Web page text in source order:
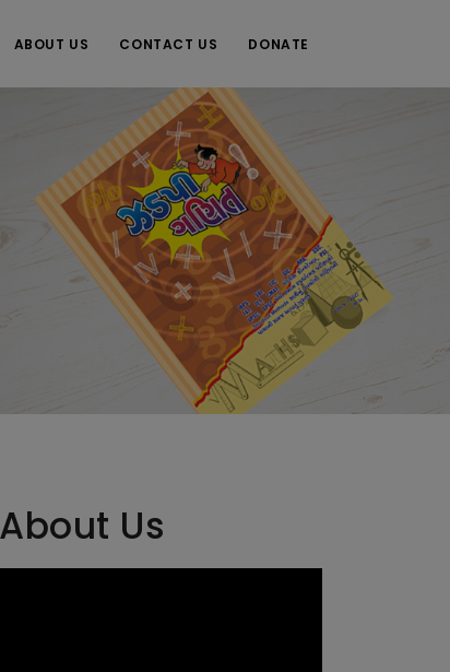
ABOUT US CONTACT US DONATE
Us